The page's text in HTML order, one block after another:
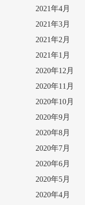
2021年4月
2021年3月
2021年2月
2021年1月
2020年12月
2020年11月
2020年10月
2020年9月
2020年8月
2020年7月
2020年6月
2020年5月
2020年4月